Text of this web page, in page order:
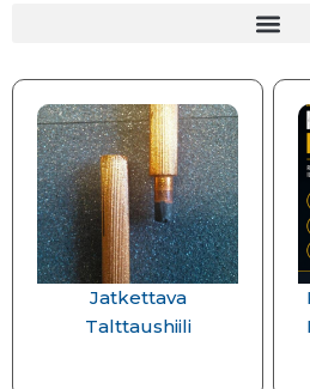
Jatkettava
Talttaushiili